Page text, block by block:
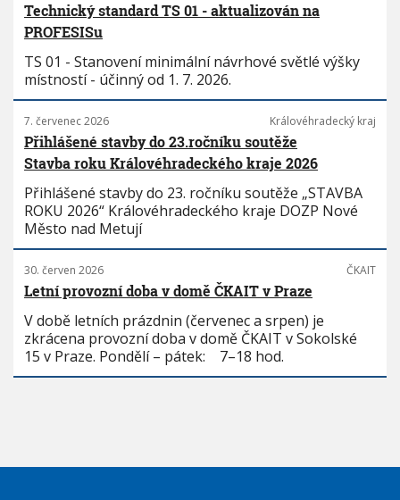
Technický standard TS 01 - aktualizován na
PROFESISu
TS 01 - Stanovení minimální návrhové světlé výšky
místností - účinný od 1. 7. 2026.
7. červenec 2026 Královéhradecký kraj
Přihlášené stavby do 23.ročníku soutěže
Stavba roku Královéhradeckého kraje 2026
Přihlášené stavby do 23. ročníku soutěže „STAVBA
ROKU 2026“ Královéhradeckého kraje DOZP Nové
Město nad Metují
30. červen 2026 ČKAIT
Letní provozní doba v domě ČKAIT v Praze
V době letních prázdnin (červenec a srpen) je
zkrácena provozní doba v domě ČKAIT v Sokolské
15 v Praze. Pondělí – pátek: 7–18 hod.